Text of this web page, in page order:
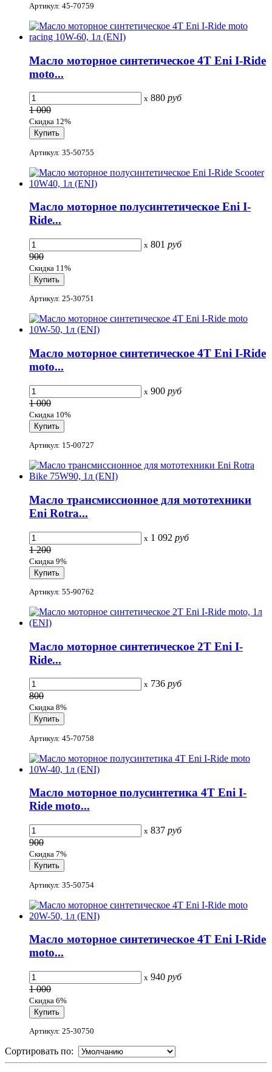
Артикул: 45-70759
Масло моторное синтетическое 4T Eni I-Ride
moto...
x 880 руб
1 000
Скидка 12%
Артикул: 35-50755
Масло моторное полусинтетическое Eni I-
Ride...
x 801 руб
900
Скидка 11%
Артикул: 25-30751
Масло моторное синтетическое 4T Eni I-Ride
moto...
x 900 руб
1 000
Скидка 10%
Артикул: 15-00727
Масло трансмиссионное для мототехники
Eni Rotra...
x 1 092 руб
1 200
Скидка 9%
Артикул: 55-90762
Масло моторное синтетическое 2T Eni I-
Ride...
x 736 руб
800
Скидка 8%
Артикул: 45-70758
Масло моторное полусинтетика 4T Eni I-
Ride moto...
x 837 руб
900
Скидка 7%
Артикул: 35-50754
Масло моторное синтетическое 4T Eni I-Ride
moto...
x 940 руб
1 000
Скидка 6%
Артикул: 25-30750
Сортировать по: